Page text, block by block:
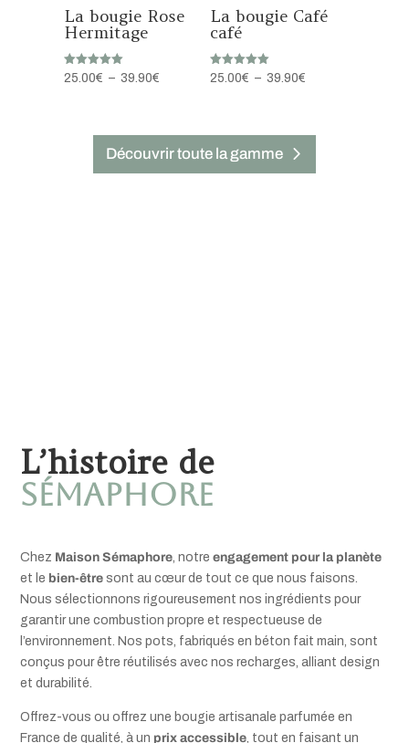
La bougie Rose
Hermitage
Note
5.00
25.00€ – 39.90€Plage
25.00€
à
La bougie Café
café
Note
5.00
25.00€ – 39.90€
à
Découvrir toute la gamme
L’histoire de
Sémaphore
Chez Maison Sémaphore , notreengagement pour la planète
et le bien-être sont au cœur de tout ce que nous faisons.
Nous sélectionnons rigoureusement nos ingrédients pour
garantir une combustion propre et respectueuse de
l’environnement. Nos pots, fabriqués en béton fait main, sont
conçus pour être réutilisés avec nos recharges, alliant design
et durabilité.
Offrez-vous ou offrez une bougie artisanale parfumée en
France de qualité, à un prix accessible , tout en faisant un